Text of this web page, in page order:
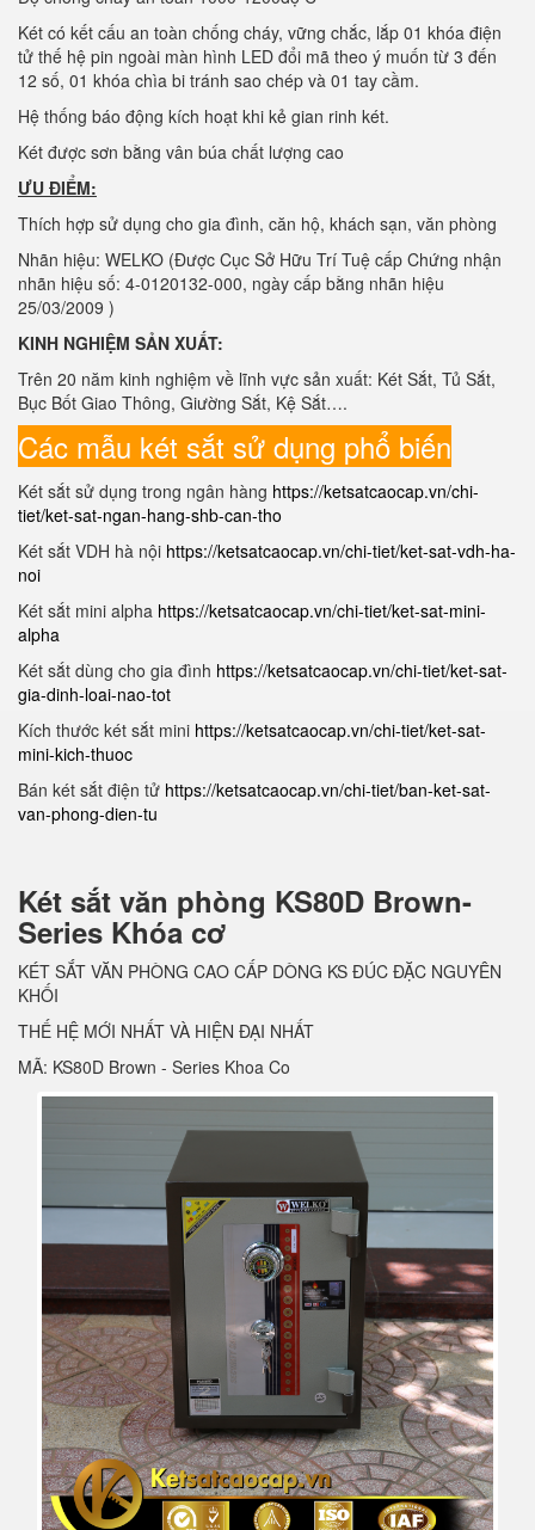
Két có kết cấu an toàn chống cháy, vững chắc, lắp 01 khóa điện
tử thế hệ pin ngoài màn hình LED đổi mã theo ý muốn từ 3 đến
12 số, 01 khóa chìa bi tránh sao chép và 01 tay cầm.
Hệ thống báo động kích hoạt khi kẻ gian rinh két.
Két được sơn bằng vân búa chất lượng cao
ƯU ĐIỂM:
Thích hợp sử dụng cho gia đình, căn hộ, khách sạn, văn phòng
Nhãn hiệu: WELKO (Được Cục Sở Hữu Trí Tuệ cấp Chứng nhận
nhãn hiệu số: 4-0120132-000, ngày cấp bằng nhãn hiệu
25/03/2009 )
KINH NGHIỆM SẢN XUẤT:
Trên 20 năm kinh nghiệm về lĩnh vực sản xuất: Két Sắt, Tủ Sắt,
Bục Bốt Giao Thông, Giường Sắt, Kệ Sắt….
Các mẫu két sắt sử dụng phổ biến
Két sắt sử dụng trong ngân hàng https://ketsatcaocap.vn/chi-
tiet/ket-sat-ngan-hang-shb-can-tho
Két sắt VDH hà nội https://ketsatcaocap.vn/chi-tiet/ket-sat-vdh-ha-
noi
Két sắt mini alpha https://ketsatcaocap.vn/chi-tiet/ket-sat-mini-
alpha
Két sắt dùng cho gia đình https://ketsatcaocap.vn/chi-tiet/ket-sat-
gia-dinh-loai-nao-tot
Kích thước két sắt mini https://ketsatcaocap.vn/chi-tiet/ket-sat-
mini-kich-thuoc
Bán két sắt điện tử https://ketsatcaocap.vn/chi-tiet/ban-ket-sat-
van-phong-dien-tu
Két sắt văn phòng KS80D Brown-
Series Khóa cơ
KÉT SẮT VĂN PHÒNG CAO CẤP DÒNG KS ĐÚC ĐẶC NGUYÊN
KHỐI
THẾ HỆ MỚI NHẤT VÀ HIỆN ĐẠI NHẤT
MÃ: KS80D Brown - Series Khoa Co